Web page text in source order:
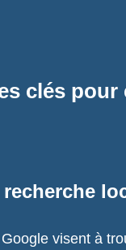
clés
visent à